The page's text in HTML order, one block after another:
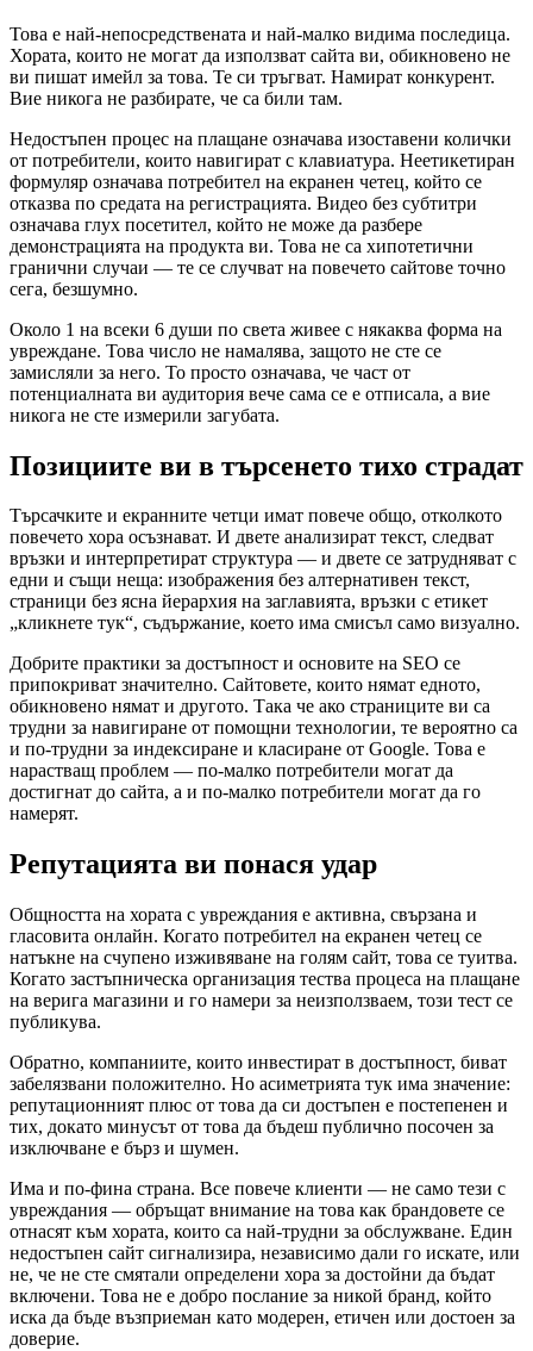
Това е най-непосредствената и най-малко видима последица.
Хората, които не могат да използват сайта ви, обикновено не
ви пишат имейл за това. Те си тръгват. Намират конкурент.
Вие никога не разбирате, че са били там.
Недостъпен процес на плащане означава изоставени колички
от потребители, които навигират с клавиатура. Неетикетиран
формуляр означава потребител на екранен четец, който се
отказва по средата на регистрацията. Видео без субтитри
означава глух посетител, който не може да разбере
демонстрацията на продукта ви. Това не са хипотетични
гранични случаи — те се случват на повечето сайтове точно
сега, безшумно.
Около 1 на всеки 6 души по света живее с някаква форма на
увреждане. Това число не намалява, защото не сте се
замисляли за него. То просто означава, че част от
потенциалната ви аудитория вече сама се е отписала, а вие
никога не сте измерили загубата.
Позициите ви в търсенето тихо страдат
Търсачките и екранните четци имат повече общо, отколкото
повечето хора осъзнават. И двете анализират текст, следват
връзки и интерпретират структура — и двете се затрудняват с
едни и същи неща: изображения без алтернативен текст,
страници без ясна йерархия на заглавията, връзки с етикет
„кликнете тук“, съдържание, което има смисъл само визуално.
Добрите практики за достъпност и основите на SEO се
припокриват значително. Сайтовете, които нямат едното,
обикновено нямат и другото. Така че ако страниците ви са
трудни за навигиране от помощни технологии, те вероятно са
и по-трудни за индексиране и класиране от Google. Това е
нарастващ проблем — по-малко потребители могат да
достигнат до сайта, а и по-малко потребители могат да го
намерят.
Репутацията ви понася удар
Общността на хората с увреждания е активна, свързана и
гласовита онлайн. Когато потребител на екранен четец се
натъкне на счупено изживяване на голям сайт, това се туитва.
Когато застъпническа организация тества процеса на плащане
на верига магазини и го намери за неизползваем, този тест се
публикува.
Обратно, компаниите, които инвестират в достъпност, биват
забелязвани положително. Но асиметрията тук има значение:
репутационният плюс от това да си достъпен е постепенен и
тих, докато минусът от това да бъдеш публично посочен за
изключване е бърз и шумен.
Има и по-фина страна. Все повече клиенти — не само тези с
увреждания — обръщат внимание на това как брандовете се
отнасят към хората, които са най-трудни за обслужване. Един
недостъпен сайт сигнализира, независимо дали го искате, или
не, че не сте смятали определени хора за достойни да бъдат
включени. Това не е добро послание за никой бранд, който
иска да бъде възприеман като модерен, етичен или достоен за
доверие.